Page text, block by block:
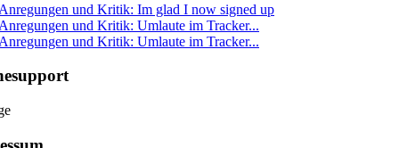
und Kritik: Im glad I now signed up
und Kritik: Umlaute im Tracker...
und Kritik: Umlaute im Tracker...